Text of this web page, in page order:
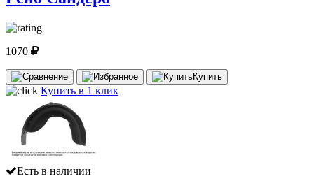
1070
Купить
Купить в 1 клик
Есть в наличии